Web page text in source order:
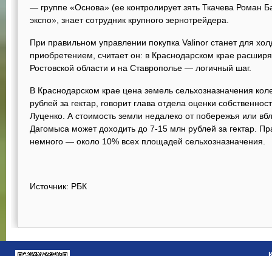
— группе «Основа» (ее контролирует зять Ткачева Роман
экспо», знает сотрудник крупного зернотрейдера.
При правильном управлении покупка Valinor станет для
приобретением, считает он: в Краснодарском крае
Ростовской области и на Ставрополье — логичный шаг.
В Краснодарском крае цена земель сельхозназначения
рублей за гектар, говорит глава отдела оценки
Луценко. А стоимость земли недалеко от побережья или
Дагомыса может доходить до 7-15 млн рублей за гектар.
немного — около 10% всех площадей сельхозназначения.
Источник: РБК